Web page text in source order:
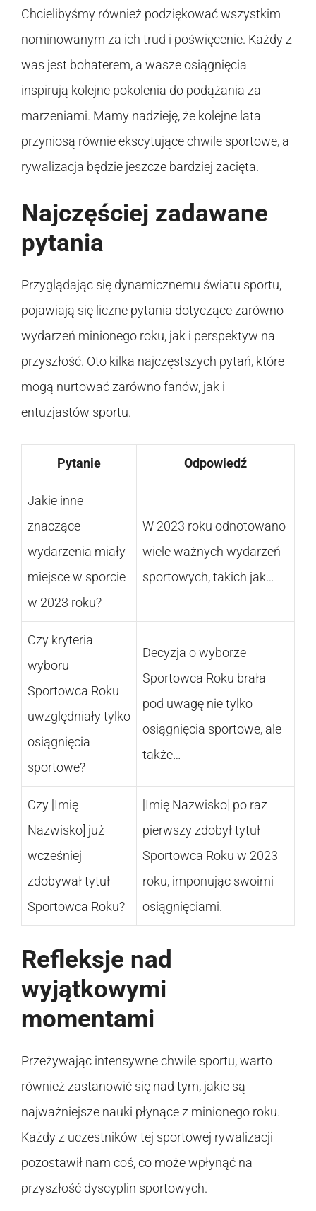
Chcielibyśmy również podziękować wszystkim
nominowanym za ich trud i poświęcenie. Każdy z
was jest bohaterem, a wasze osiągnięcia
inspirują kolejne pokolenia do podążania za
marzeniami. Mamy nadzieję, że kolejne lata
przyniosą równie ekscytujące chwile sportowe, a
rywalizacja będzie jeszcze bardziej zacięta.
Najczęściej zadawane
pytania
Przyglądając się dynamicznemu światu sportu,
pojawiają się liczne pytania dotyczące zarówno
wydarzeń minionego roku, jak i perspektyw na
przyszłość. Oto kilka najczęstszych pytań, które
mogą nurtować zarówno fanów, jak i
entuzjastów sportu.
Pytanie Odpowiedź
Jakie inne
znaczące
wydarzenia miały
miejsce w sporcie
w 2023 roku?
W 2023 roku odnotowano
wiele ważnych wydarzeń
sportowych, takich jak…
Czy kryteria
wyboru
Sportowca Roku
uwzględniały tylko
osiągnięcia
sportowe?
Decyzja o wyborze
Sportowca Roku brała
pod uwagę nie tylko
osiągnięcia sportowe, ale
także…
Czy [Imię
Nazwisko] już
wcześniej
zdobywał tytuł
Sportowca Roku?
[Imię Nazwisko] po raz
pierwszy zdobył tytuł
Sportowca Roku w 2023
roku, imponując swoimi
osiągnięciami.
Refleksje nad
wyjątkowymi
momentami
Przeżywając intensywne chwile sportu, warto
również zastanowić się nad tym, jakie są
najważniejsze nauki płynące z minionego roku.
Każdy z uczestników tej sportowej rywalizacji
pozostawił nam coś, co może wpłynąć na
przyszłość dyscyplin sportowych.